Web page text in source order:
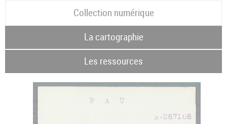
Collection numérique
La cartographie
Les ressources